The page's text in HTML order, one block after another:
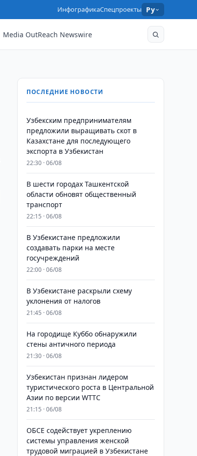
ИнфографикаСпецпроекты Ру
Media OutReach Newswire
ПОСЛЕДНИЕ НОВОСТИ
Узбекским предпринимателям
предложили выращивать скот в
Казахстане для последующего
экспорта в Узбекистан
22:30 · 06/08
В шести городах Ташкентской
области обновят общественный
транспорт
22:15 · 06/08
В Узбекистане предложили
создавать парки на месте
госучреждений
22:00 · 06/08
В Узбекистане раскрыли схему
уклонения от налогов
21:45 · 06/08
На городище Куббо обнаружили
стены античного периода
21:30 · 06/08
Узбекистан признан лидером
туристического роста в Центральной
Азии по версии WTTC
21:15 · 06/08
ОБСЕ содействует укреплению
системы управления женской
трудовой миграцией в Узбекистане